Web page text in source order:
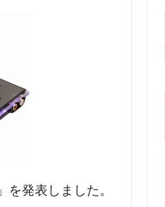
」を発表しました。